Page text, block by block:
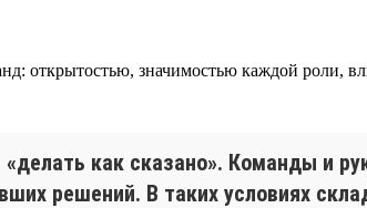
значимостью каждой роли,
как сказано». Команды и
решений. В таких условиях